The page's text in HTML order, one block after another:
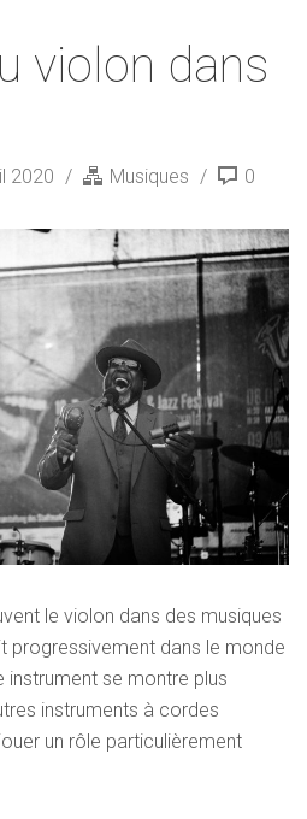
violon dans
2020 Musiques 0
le violon dans des musiques
progressivement dans le monde
instrument se montre plus
instruments à cordes
un rôle particulièrement